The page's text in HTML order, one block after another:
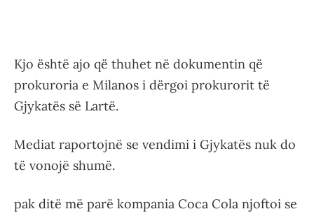
Kjo është ajo që thuhet në dokumentin që
prokuroria e Milanos i dërgoi prokurorit të
Gjykatës së Lartë.
Mediat raportojnë se vendimi i Gjykatës nuk do
të vonojë shumë.
pak ditë më parë kompania Coca Cola njoftoi se